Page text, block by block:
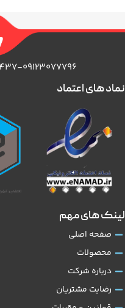
۰۲۱۸۸۵۴۰۲۱۴-
لینک های مهم
صفحه اصلی
محصولات
درباره شرکت
رضایت مشتریان
نماد های اعتماد